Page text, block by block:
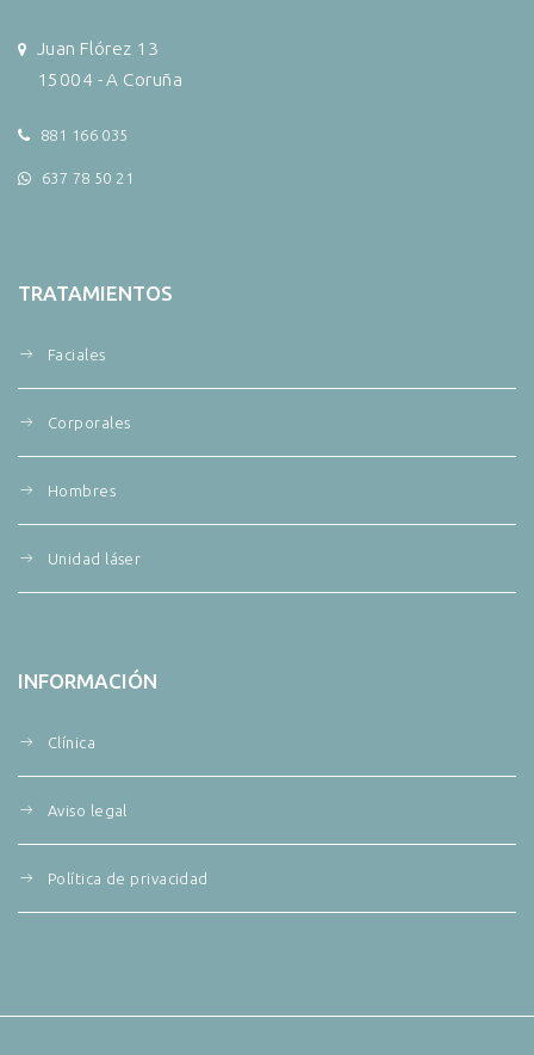
Juan Flórez 13
15004 - A Coruña
881 166 035
637 78 50 21
TRATAMIENTOS
Faciales
Corporales
Hombres
Unidad láser
INFORMACIÓN
Clínica
Aviso legal
Política de privacidad